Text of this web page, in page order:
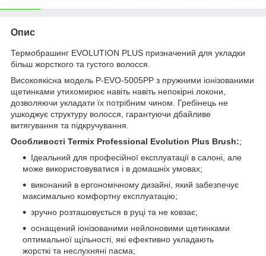
Опис
Термобрашинг EVOLUTION PLUS призначений для укладки
більш жорсткого та густого волосся.
Високоякісна модель P-EVO-5005PP з пружними іонізованими
щетинками утихомирює навіть навіть непокірні локони,
дозволяючи укладати їх потрібним чином. Гребінець не
ушкоджує структуру волосся, гарантуючи дбайливе
витягування та підкручування.
Особливості Termix Professional Evolution Plus Brush:;
Ідеальний для професійної експлуатації в салоні, але
може використовуватися і в домашніх умовах;
виконаний в ергономічному дизайні, який забезпечує
максимально комфортну експлуатацію;
зручно розташовується в руці та не ковзає;
оснащений іонізованими нейлоновими щетинками
оптимальної щільності, які ефективно укладають
жорсткі та неслухняні пасма;